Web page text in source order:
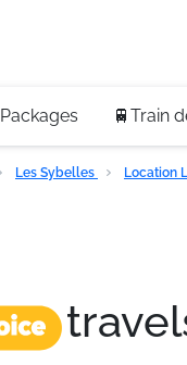
Packages 🚆Train
Les Sybelles Location